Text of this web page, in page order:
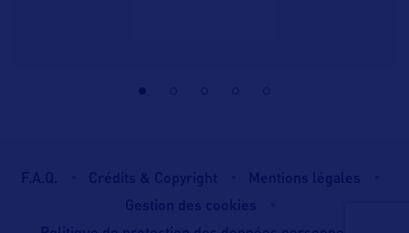
F.A.Q. Crédits & Copyright
Mentions légales
Gestion des cookies